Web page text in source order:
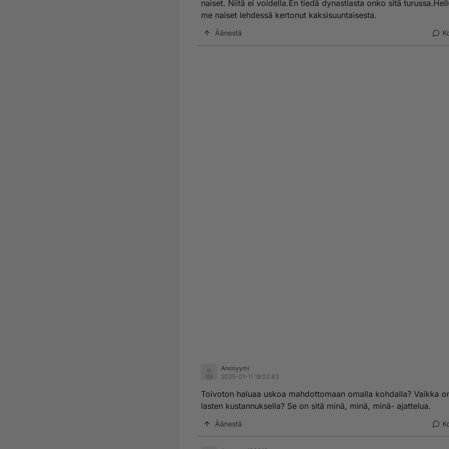
naiset. Niitä ei voidella.En tiedä dynastiasta onko sitä
me naiset lehdessä kertonut kaksisuuntaisesta.
Äänestä
Anonyymi
2025-01-11 19:02:43
Toivoton haluaa uskoa mahdottomaan omalla kohdalla? Vaikka
lasten kustannuksella? Se on sitä minä, minä, minä- ajattelua.
Äänestä